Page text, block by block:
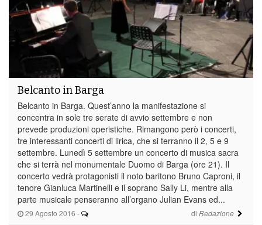
29 Agosto 2016 - di Redazione
Belcanto in Barga
Belcanto in Barga. Quest’anno la manifestazione si
concentra in sole tre serate di avvio settembre e non
prevede produzioni operistiche. Rimangono però i concerti,
tre interessanti concerti di lirica, che si terranno il 2, 5 e 9
settembre. Lunedì 5 settembre un concerto di musica sacra
che si terrà nel monumentale Duomo di Barga (ore 21). Il
concerto vedrà protagonisti il noto baritono Bruno Caproni, il
tenore Gianluca Martinelli e il soprano Sally Li, mentre alla
parte musicale penseranno all’organo Julian Evans ed...